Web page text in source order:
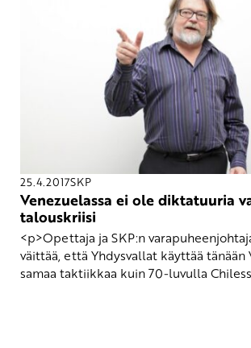
25.4.2017SKP
Venezuelassa ei ole diktatuuria
talouskriisi
<p>Opettaja ja SKP:n
väittää, että Yhdysvallat käyttää tänään
samaa taktiikkaa kuin 70-luvulla